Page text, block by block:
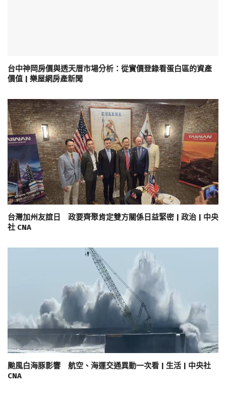
台中神岡房價與透天厝市場分析：從實價登錄看蛋白區的資產
價值 | 樂屋網房產新聞
台灣加州友誼日 政要齊聚肯定雙方關係日益緊密 | 政治 | 中央
社 CNA
颱風白海豚影響 航空、海運交通異動一次看 | 生活 | 中央社
CNA